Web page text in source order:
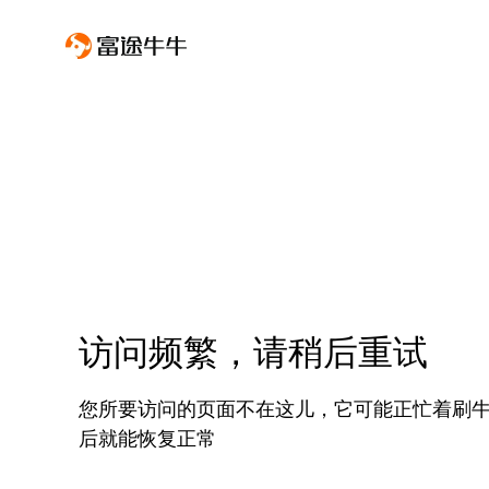
访问频繁，请稍后重试
您所要访问的页面不在这儿，它可能正忙着刷
后就能恢复正常